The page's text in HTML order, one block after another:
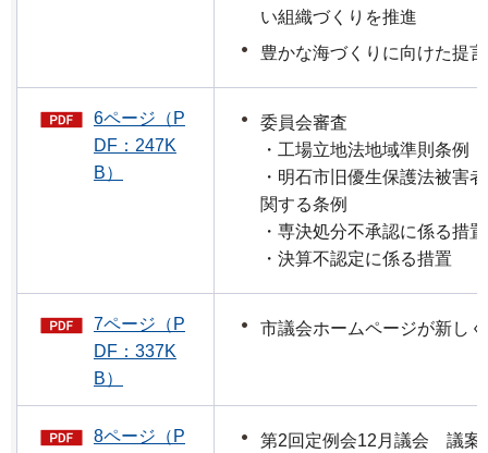
い組織づくりを推進
豊かな海づくりに向けた提
6ページ（P
DF：247K
B）
委員会審査
・工場立地法地域準則条例
・明石市旧優生保護法被害
関する条例
・専決処分不承認に係る措置
・決算不認定に係る措置
7ページ（P
DF：337K
B）
市議会ホームページが新し
8ページ（P
第2回定例会12月議会 議案